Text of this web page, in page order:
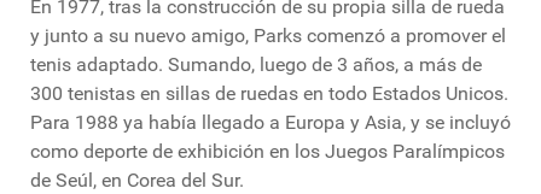
En 1977, tras la construcción de su propia silla de rueda
y junto a su nuevo amigo, Parks comenzó a promover el
tenis adaptado. Sumando, luego de 3 años, a más de
300 tenistas en sillas de ruedas en todo Estados Unicos.
Para 1988 ya había llegado a Europa y Asia, y se incluyó
como deporte de exhibición en los Juegos Paralímpicos
de Seúl, en Corea del Sur.